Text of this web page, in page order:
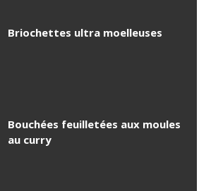
Briochettes ultra moelleuses
Bouchées feuilletées aux moules
au curry